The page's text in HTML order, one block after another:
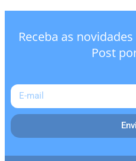
Receba as
Post